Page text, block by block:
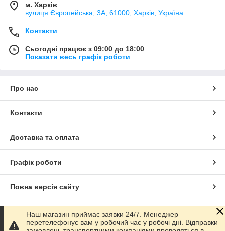
м. Харків
вулиця Європейська, 3А, 61000, Харків, Україна
Контакти
Сьогодні працює з 09:00 до 18:00
Показати весь графік роботи
Про нас
Контакти
Доставка та оплата
Графік роботи
Повна версія сайту
Сайт створено на маркетплейсі Prom.ua
Наш магазин приймає заявки 24/7. Менеджер
перетелефонує вам у робочий час у робочі дні. Відправки